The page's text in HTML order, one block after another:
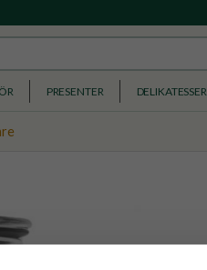
PRESENTER DELIKATESSER